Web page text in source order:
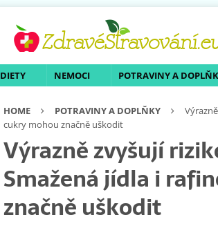
DIETY NEMOCI POTRAVINY A
HOME POTRAVINY A DOPLŇKY
cukry mohou značně uškodit
Výrazně zvyšují
Smažená jídla i
značně uškodit